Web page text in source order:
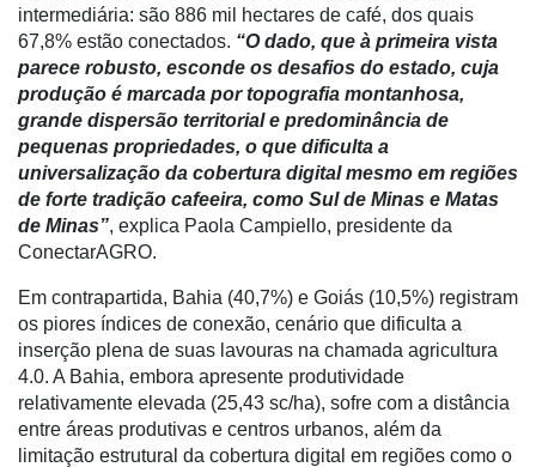
e
Robótica
Conectividade
Dados
e
Análise
E-
Commerce
Informatização
da
Agricultura
Vertical
Software
Empresarial
intermediária: são 886 mil hectares de café, dos quais
67,8% estão conectados. “O dado, que à primeira vista
parece robusto, esconde os desafios do estado, cuja
produção é marcada por topografia montanhosa,
grande dispersão territorial e predominância de
pequenas propriedades, o que dificulta a
universalização da cobertura digital mesmo em regiões
de forte tradição cafeeira, como Sul de Minas e Matas
de Minas”, explica Paola Campiello, presidente da
ConectarAGRO.
Em contrapartida, Bahia (40,7%) e Goiás (10,5%) registram
os piores índices de conexão, cenário que dificulta a
inserção plena de suas lavouras na chamada agricultura
4.0. A Bahia, embora apresente produtividade
relativamente elevada (25,43 sc/ha), sofre com a distância
entre áreas produtivas e centros urbanos, além da
limitação estrutural da cobertura digital em regiões como o